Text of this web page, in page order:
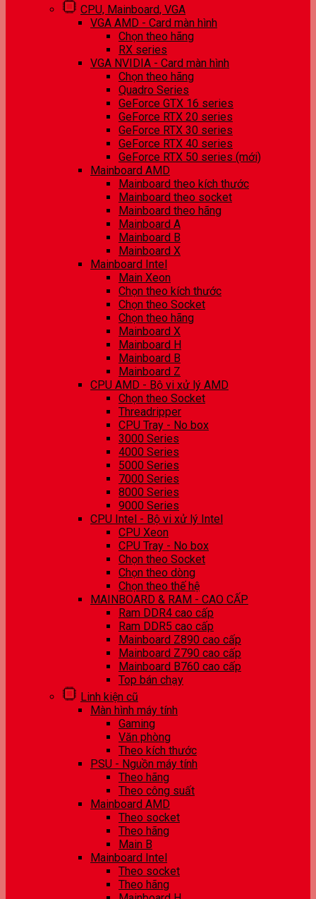
CPU, Mainboard, VGA
VGA AMD - Card màn hình
Chọn theo hãng
RX series
VGA NVIDIA - Card màn hình
Chọn theo hãng
Quadro Series
GeForce GTX 16 series
GeForce RTX 20 series
GeForce RTX 30 series
GeForce RTX 40 series
GeForce RTX 50 series (mới)
Mainboard AMD
Mainboard theo kích thước
Mainboard theo socket
Mainboard theo hãng
Mainboard A
Mainboard B
Mainboard X
Mainboard Intel
Main Xeon
Chọn theo kích thước
Chọn theo Socket
Chọn theo hãng
Mainboard X
Mainboard H
Mainboard B
Mainboard Z
CPU AMD - Bộ vi xử lý AMD
Chọn theo Socket
Threadripper
CPU Tray - No box
3000 Series
4000 Series
5000 Series
7000 Series
8000 Series
9000 Series
CPU Intel - Bộ vi xử lý Intel
CPU Xeon
CPU Tray - No box
Chọn theo Socket
Chọn theo dòng
Chọn theo thế hệ
MAINBOARD & RAM - CAO CẤP
Ram DDR4 cao cấp
Ram DDR5 cao cấp
Mainboard Z890 cao cấp
Mainboard Z790 cao cấp
Mainboard B760 cao cấp
Top bán chạy
Linh kiện cũ
Màn hình máy tính
Gaming
Văn phòng
Theo kích thước
PSU - Nguồn máy tính
Theo hãng
Theo công suất
Mainboard AMD
Theo socket
Theo hãng
Main B
Mainboard Intel
Theo socket
Theo hãng